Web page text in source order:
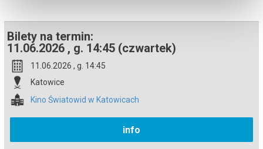
Bilety na termin:
11.06.2026 , g. 14:45 (czwartek)
11.06.2026 , g. 14:45
Katowice
Kino Światowid w Katowicach
info